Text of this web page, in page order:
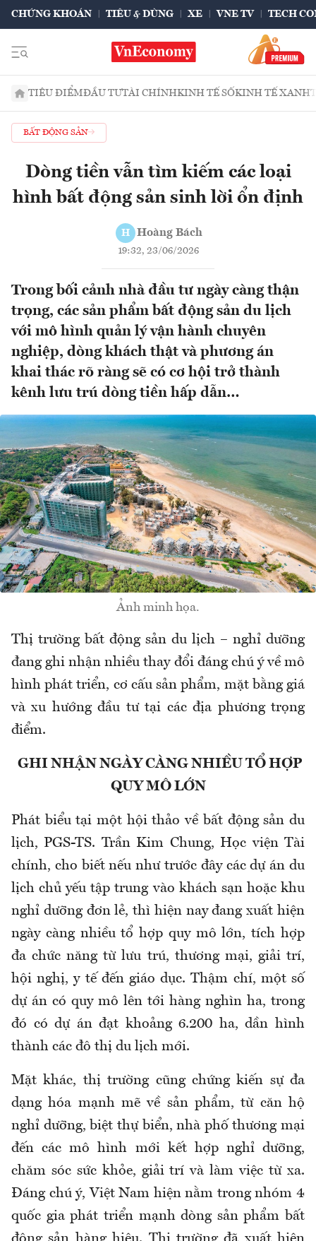
CHỨNG KHOÁN TIÊU & DÙNG XE VNE TV TECH
TIÊU ĐIỂMĐẦU TƯTÀI CHÍNHKINH TẾ SỐKINH TẾ XANH
BẤT ĐỘNG SẢN
Dòng tiền vẫn tìm kiếm các loại
hình bất động sản sinh lời ổn định
H Hoàng Bách
19:32, 23/06/2026
Trong bối cảnh nhà đầu tư ngày càng thận
trọng, các sản phẩm bất động sản du lịch
với mô hình quản lý vận hành chuyên
nghiệp, dòng khách thật và phương án
khai thác rõ ràng sẽ có cơ hội trở thành
kênh lưu trú dòng tiền hấp dẫn…
Ảnh minh họa.
Thị trường bất động sản du lịch – nghỉ dưỡng
đang ghi nhận nhiều thay đổi đáng chú ý về mô
hình phát triển, cơ cấu sản phẩm, mặt bằng giá
và xu hướng đầu tư tại các địa phương trọng
điểm.
GHI NHẬN NGÀY CÀNG NHIỀU TỔ HỢP
QUY MÔ LỚN
Phát biểu tại một hội thảo về bất động sản du
lịch, PGS-TS. Trần Kim Chung, Học viện Tài
chính, cho biết nếu như trước đây các dự án du
lịch chủ yếu tập trung vào khách sạn hoặc khu
nghỉ dưỡng đơn lẻ, thì hiện nay đang xuất hiện
ngày càng nhiều tổ hợp quy mô lớn, tích hợp
đa chức năng từ lưu trú, thương mại, giải trí,
hội nghị, y tế đến giáo dục. Thậm chí, một số
dự án có quy mô lên tới hàng nghìn ha, trong
đó có dự án đạt khoảng 6.200 ha, dần hình
thành các đô thị du lịch mới.
Mặt khác, thị trường cũng chứng kiến sự đa
dạng hóa mạnh mẽ về sản phẩm, từ căn hộ
nghỉ dưỡng, biệt thự biển, nhà phố thương mại
đến các mô hình mới kết hợp nghỉ dưỡng,
chăm sóc sức khỏe, giải trí và làm việc từ xa.
Đáng chú ý, Việt Nam hiện nằm trong nhóm 4
quốc gia phát triển mạnh dòng sản phẩm bất